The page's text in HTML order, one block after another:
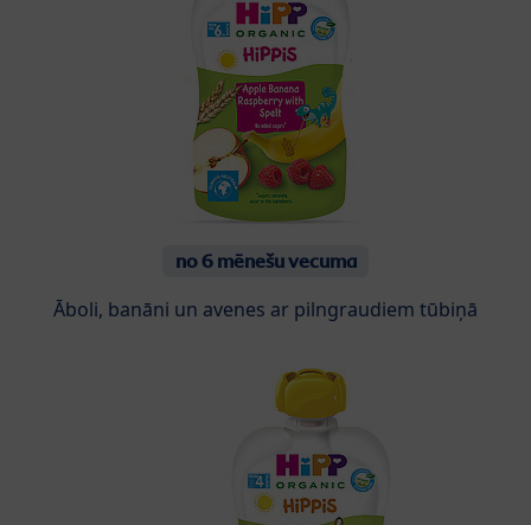
no 6 mēnešu vecuma
Āboli, banāni un avenes ar pilngraudiem tūbiņā